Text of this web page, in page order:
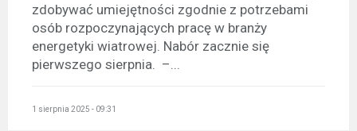
zdobywać umiejętności zgodnie z potrzebami
osób rozpoczynających pracę w branży
energetyki wiatrowej. Nabór zacznie się
pierwszego sierpnia. –...
1 sierpnia 2025 - 09:31